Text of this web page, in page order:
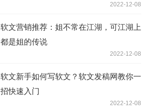
2022-12-08
软文营销推荐：姐不常在江湖，可江湖上
都是姐的传说
2022-12-08
软文新手如何写软文？软文发稿网教你一
招快速入门
2022-12-08